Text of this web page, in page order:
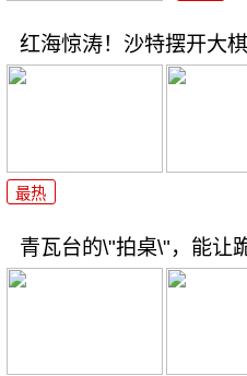
红海惊涛！沙特摆开大
最热
青瓦台的\"拍桌\"，能让